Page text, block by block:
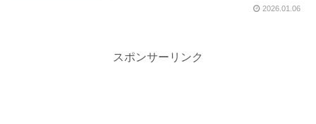
2026.01.06
スポンサーリンク